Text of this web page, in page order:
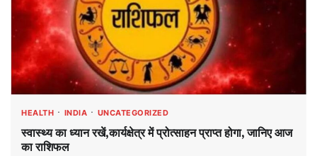
HEALTH INDIA UNCATEGORIZED
स्वास्थ्य का ध्यान रखें,कार्यक्षेत्र में प्रोत्साहन प्राप्त होगा, जानिए आज
का राशिफल